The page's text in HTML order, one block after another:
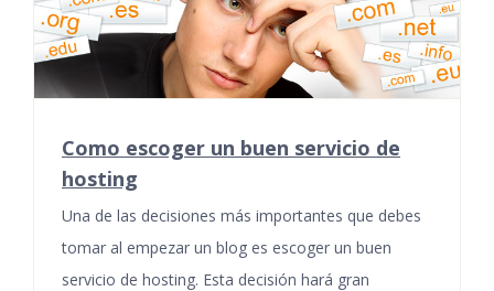
Como escoger un buen servicio de
hosting
Una de las decisiones más importantes que debes
tomar al empezar un blog es escoger un buen
servicio de hosting. Esta decisión hará gran